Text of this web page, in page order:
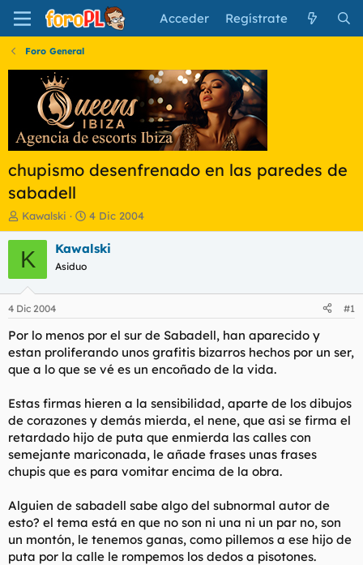
Acceder Regístrate
Foro General
chupismo desenfrenado en las paredes de
sabadell
I
n
i
c
a
d
o
r
d
e
l
e
m
a
Kawalski
F
e
c
i
n
i
c
i
4 Dic 2004
K Kawalski
Asiduo
4 Dic 2004 #1
Por lo menos por el sur de Sabadell, han aparecido y
estan proliferando unos grafitis bizarros hechos por un ser,
que a lo que se vé es un encoñado de la vida.
Estas firmas hieren a la sensibilidad, aparte de los dibujos
de corazones y demás mierda, el nene, que asi se firma el
retardado hijo de puta que enmierda las calles con
semejante mariconada, le añade frases unas frases
chupis que es para vomitar encima de la obra.
Alguien de sabadell sabe algo del subnormal autor de
esto? el tema está en que no son ni una ni un par no, son
un montón, le tenemos ganas, como pillemos a ese hijo de
puta por la calle le rompemos los dedos a pisotones.